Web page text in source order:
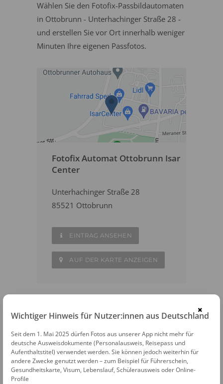
Wählen Sie den Fotofix-Passbildautomaten
in Ottobrunn - Unterhachinger Straße 28 -
und erstellen Sie vor Ort innerhalb weniger
Minuten Ihre eigenen Passfotos.
Fotofix Automat Ottobrunn Isar
Center
Unterhachinger Straße 28
85521 Ottobrunn
EINTRAG ANSEHEN
AUF DER KARTE ANZEIGEN
WEITERE FOTOAUTOMATEN IN DER
NÄHE
München
Markt Schwaben
×
Wichtiger Hinweis für Nutzer:innen aus Deutschland
Seit dem 1. Mai 2025 dürfen Fotos aus unserer App nicht mehr für
deutsche Ausweisdokumente (Personalausweis, Reisepass und
Aufenthaltstitel) verwendet werden. Sie können jedoch weiterhin für
andere Zwecke genutzt werden – zum Beispiel für Führerschein,
Gesundheitskarte, Visum, Lebenslauf, Schülerausweis oder Online-
Profile